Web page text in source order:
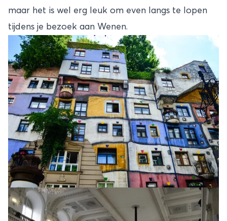
maar het is wel erg leuk om even langs te lopen
tijdens je bezoek aan Wenen.